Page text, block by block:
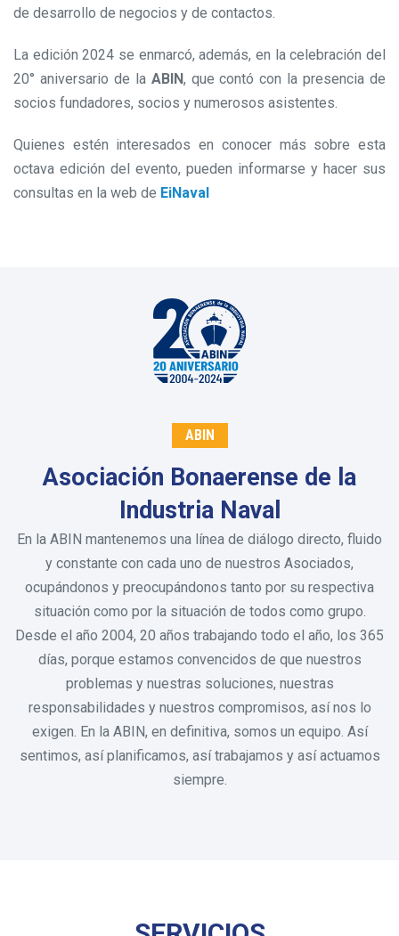
de desarrollo de negocios y de contactos.
La edición 2024 se enmarcó, además, en la celebración del
20° aniversario de la ABIN, que contó con la presencia de
socios fundadores, socios y numerosos asistentes.
Quienes estén interesados en conocer más sobre esta
octava edición del evento, pueden informarse y hacer sus
consultas en la web de EiNaval
ABIN
Asociación Bonaerense de la
Industria Naval
En la ABIN mantenemos una línea de diálogo directo, fluido
y constante con cada uno de nuestros Asociados,
ocupándonos y preocupándonos tanto por su respectiva
situación como por la situación de todos como grupo.
Desde el año 2004, 20 años trabajando todo el año, los 365
días, porque estamos convencidos de que nuestros
problemas y nuestras soluciones, nuestras
responsabilidades y nuestros compromisos, así nos lo
exigen. En la ABIN, en definitiva, somos un equipo. Así
sentimos, así planificamos, así trabajamos y así actuamos
siempre.